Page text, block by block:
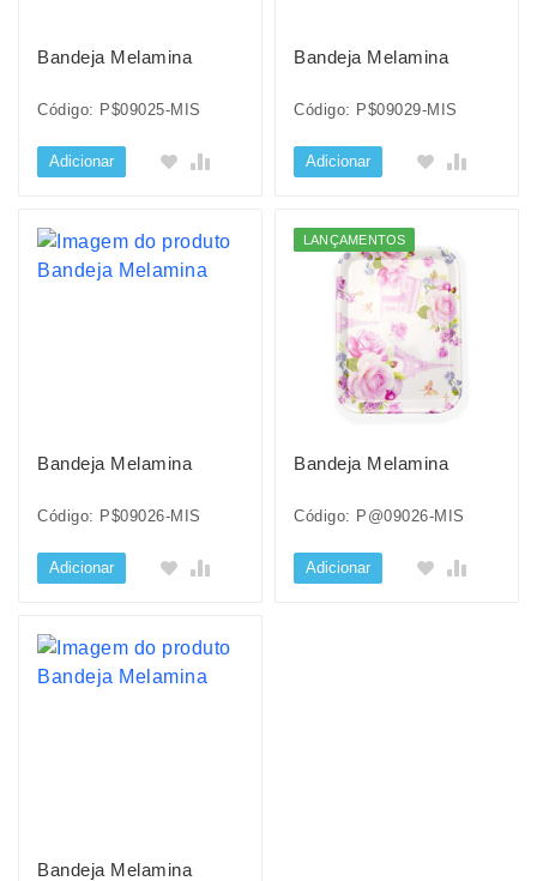
Bandeja Melamina
Código: P$09025-MIS
Adicionar
Bandeja Melamina
Código: P$09029-MIS
Adicionar
Bandeja Melamina
Código: P$09026-MIS
Adicionar
LANÇAMENTOS
Bandeja Melamina
Código: P@09026-MIS
Adicionar
Bandeja Melamina